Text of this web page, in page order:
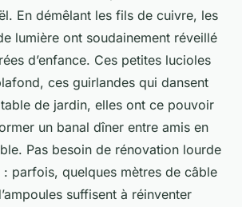
En démêlant les fils de cuivre, les
lumière ont soudainement réveillé
d’enfance. Ces petites lucioles
ces guirlandes qui dansent
table de jardin, elles ont ce pouvoir
un banal dîner entre amis en
Pas besoin de rénovation lourde
parfois, quelques mètres de câble
suffisent à réinventer